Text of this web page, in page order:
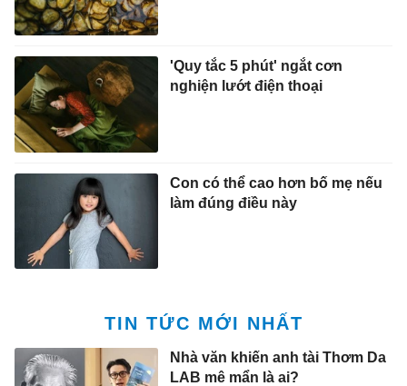
'Quy tắc 5 phút' ngắt cơn
nghiện lướt điện thoại
Con có thể cao hơn bố mẹ nếu
làm đúng điều này
TIN TỨC MỚI NHẤT
Nhà văn khiến anh tài Thơm Da
LAB mê mẩn là ai?